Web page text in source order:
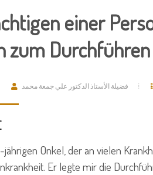
einer
zum
فضيلة الأستاذ الدكتور علي جمعة محمد
Onkel, der an vielen
Er legte mir die